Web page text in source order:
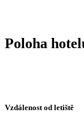
Poloha
Vzdálenost od letiště